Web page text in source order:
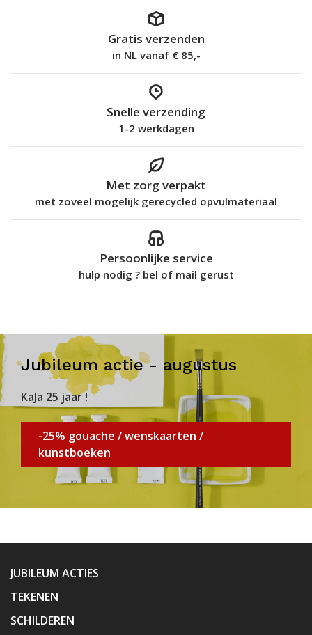
Gratis verzenden
in NL vanaf € 85,-
Snelle verzending
1-2 werkdagen
Met zorg verpakt
met zoveel mogelijk gerecycled opvulmateriaal
Persoonlijke service
hulp nodig ? bel of mail gerust
Jubileum actie - augustus
KaJa 25 jaar !
-25% gouache / wenskaarten /
kunstboeken
JUBILEUM ACTIES
TEKENEN
SCHILDEREN